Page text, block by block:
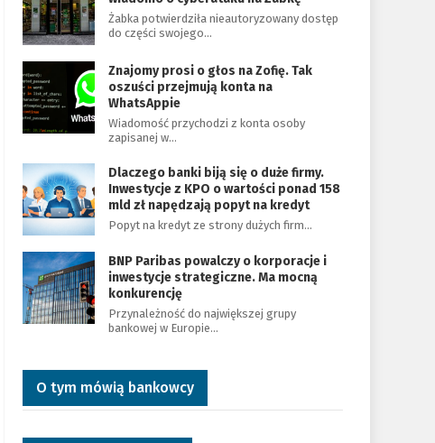
Żabka potwierdziła nieautoryzowany dostęp
do części swojego…
Znajomy prosi o głos na Zofię. Tak
oszuści przejmują konta na
WhatsAppie
Wiadomość przychodzi z konta osoby
zapisanej w…
Dlaczego banki biją się o duże firmy.
Inwestycje z KPO o wartości ponad 158
mld zł napędzają popyt na kredyt
Popyt na kredyt ze strony dużych firm…
BNP Paribas powalczy o korporacje i
inwestycje strategiczne. Ma mocną
konkurencję
Przynależność do największej grupy
bankowej w Europie…
O tym mówią bankowcy